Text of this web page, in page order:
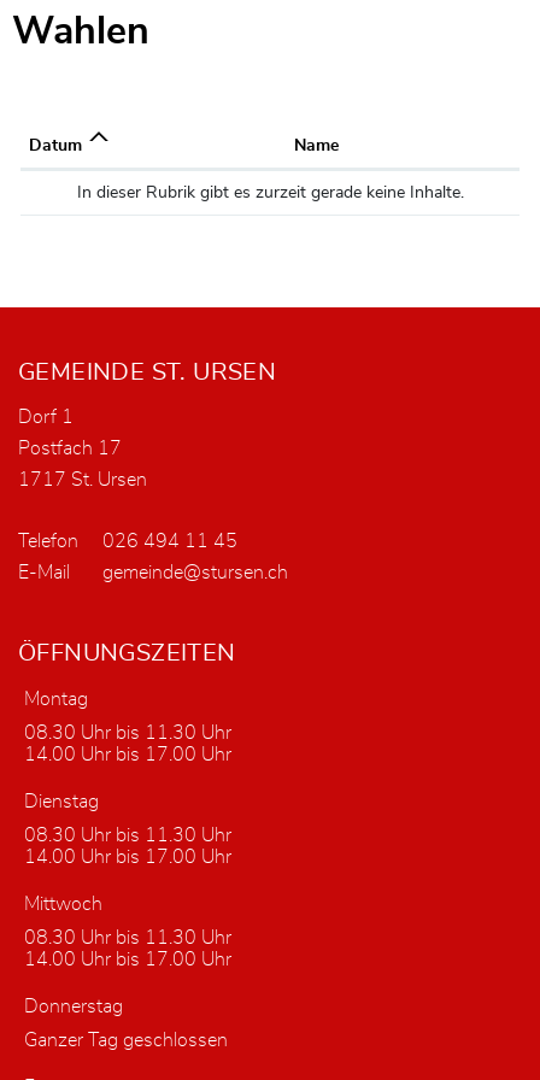
Wahlen
Datum Name
In dieser Rubrik gibt es zurzeit gerade keine Inhalte.
Fusszeile
GEMEINDE ST. URSEN
Dorf 1
Postfach 17
1717 St. Ursen
Telefon
026 494 11 45
E-Mail
gemeinde@stursen.ch
ÖFFNUNGSZEITEN
Montag
08.30 Uhr bis 11.30 Uhr
14.00 Uhr bis 17.00 Uhr
Dienstag
08.30 Uhr bis 11.30 Uhr
14.00 Uhr bis 17.00 Uhr
Mittwoch
08.30 Uhr bis 11.30 Uhr
14.00 Uhr bis 17.00 Uhr
Donnerstag
Ganzer Tag geschlossen